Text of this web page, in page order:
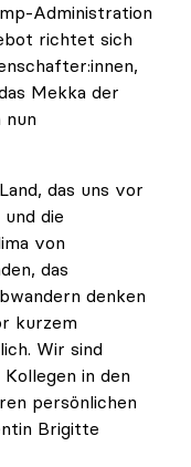
Administration
richtet sich
Mekka der
nun
das uns vor
die
von
das
denken
kurzem
Wir sind
in den
persönlichen
Brigitte